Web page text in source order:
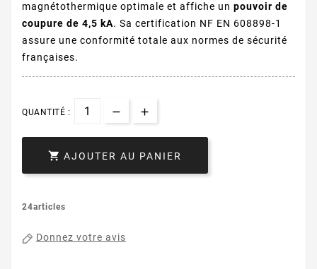
magnétothermique optimale et affiche un pouvoir de
coupure de 4,5 kA. Sa certification NF EN 608898-1
assure une conformité totale aux normes de sécurité
françaises.
QUANTITÉ :
 AJOUTER AU PANIER
24articles
Donnez votre avis